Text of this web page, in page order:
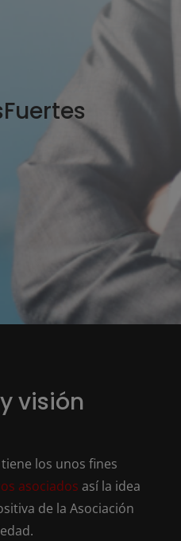
visión
los unos fines
asociados así la idea
de la Asociación